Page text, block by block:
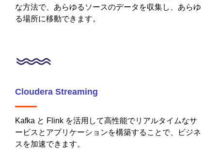
な方法で、あらゆるソースのデータを収集し、あらゆ
る場所に移動できます。
Cloudera Streaming
Kafka と Flink を活用して高性能でリアルタイムなサ
ービスとアプリケーションを構築することで、ビジネ
スを加速できます。